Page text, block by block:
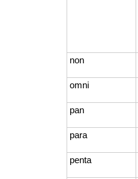
non
omni
pan
para
penta